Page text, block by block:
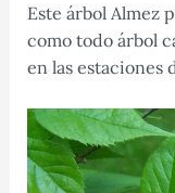
Este árbol Almez
como todo árbol
en las estaciones